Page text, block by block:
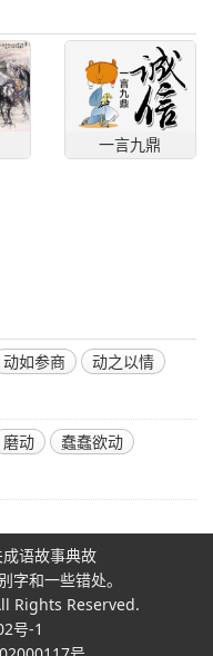
一言九鼎
动如参商
动之以情
磨动
蠢蠢欲动
语故事典故
字和一些错处。
Rights Reserved.
号-1